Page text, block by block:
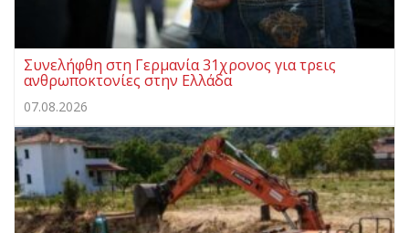
Συνελήφθη στη Γερμανία 31χρονος για τρεις
ανθρωποκτονίες στην Ελλάδα
07.08.2026